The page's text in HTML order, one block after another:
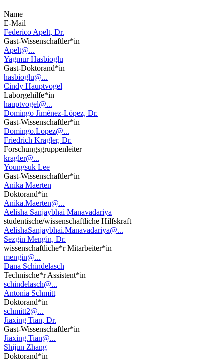
Name
E-Mail
Federico Apelt, Dr.
Gast-Wissenschaftler*in
Apelt@...
Yagmur Hasbioglu
Gast-Doktorand*in
hasbioglu@...
Cindy Hauptvogel
Laborgehilfe*in
hauptvogel@...
Domingo Jiménez-López, Dr.
Gast-Wissenschaftler*in
Domingo.Lopez@...
Friedrich Kragler, Dr.
Forschungsgruppenleiter
kragler@...
Youngsuk Lee
Gast-Wissenschaftler*in
Anika Maerten
Doktorand*in
Anika.Maerten@...
Aelisha Sanjaybhai Manavadariya
studentische/wissenschaftliche Hilfskraft
AelishaSanjaybhai.Manavadariya@...
Sezgin Mengin, Dr.
wissenschaftliche*r Mitarbeiter*in
mengin@...
Dana Schindelasch
Technische*r Assistent*in
schindelasch@...
Antonia Schmitt
Doktorand*in
schmitt2@...
Jiaxing Tian, Dr.
Gast-Wissenschaftler*in
Jiaxing.Tian@...
Shijun Zhang
Doktorand*in